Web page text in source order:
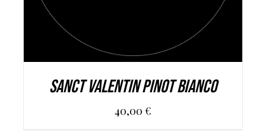
SANCT VALENTIN PINOT BIANCO
40,00 €